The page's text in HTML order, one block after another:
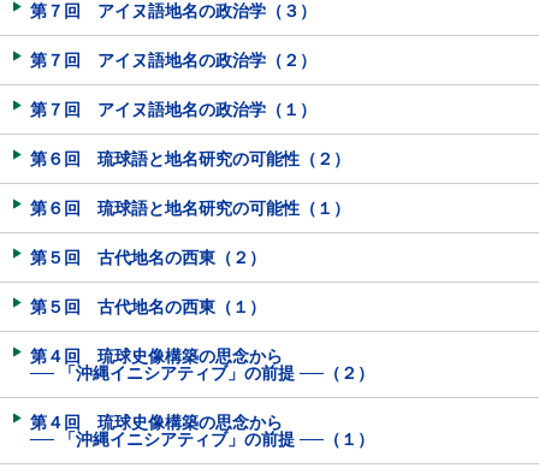
第７回 アイヌ語地名の政治学（３）
第７回 アイヌ語地名の政治学（２）
第７回 アイヌ語地名の政治学（１）
第６回 琉球語と地名研究の可能性（２）
第６回 琉球語と地名研究の可能性（１）
第５回 古代地名の西東（２）
第５回 古代地名の西東（１）
第４回 琉球史像構築の思念から
── 「沖縄イニシアティブ」の前提 ──（２）
第４回 琉球史像構築の思念から
── 「沖縄イニシアティブ」の前提 ──（１）